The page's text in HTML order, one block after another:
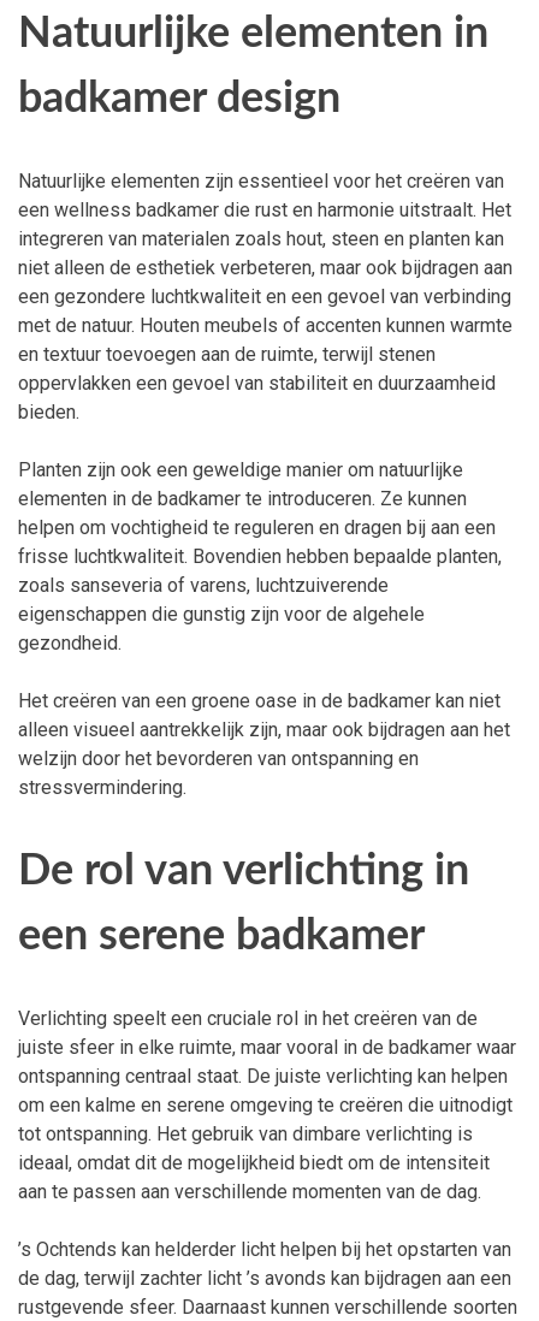
Natuurlijke elementen in
badkamer design
Natuurlijke elementen zijn essentieel voor het creëren van
een wellness badkamer die rust en harmonie uitstraalt. Het
integreren van materialen zoals hout, steen en planten kan
niet alleen de esthetiek verbeteren, maar ook bijdragen aan
een gezondere luchtkwaliteit en een gevoel van verbinding
met de natuur. Houten meubels of accenten kunnen warmte
en textuur toevoegen aan de ruimte, terwijl stenen
oppervlakken een gevoel van stabiliteit en duurzaamheid
bieden.
Planten zijn ook een geweldige manier om natuurlijke
elementen in de badkamer te introduceren. Ze kunnen
helpen om vochtigheid te reguleren en dragen bij aan een
frisse luchtkwaliteit. Bovendien hebben bepaalde planten,
zoals sanseveria of varens, luchtzuiverende
eigenschappen die gunstig zijn voor de algehele
gezondheid.
Het creëren van een groene oase in de badkamer kan niet
alleen visueel aantrekkelijk zijn, maar ook bijdragen aan het
welzijn door het bevorderen van ontspanning en
stressvermindering.
De rol van verlichting in
een serene badkamer
Verlichting speelt een cruciale rol in het creëren van de
juiste sfeer in elke ruimte, maar vooral in de badkamer waar
ontspanning centraal staat. De juiste verlichting kan helpen
om een kalme en serene omgeving te creëren die uitnodigt
tot ontspanning. Het gebruik van dimbare verlichting is
ideaal, omdat dit de mogelijkheid biedt om de intensiteit
aan te passen aan verschillende momenten van de dag.
’s Ochtends kan helderder licht helpen bij het opstarten van
de dag, terwijl zachter licht ’s avonds kan bijdragen aan een
rustgevende sfeer. Daarnaast kunnen verschillende soorten